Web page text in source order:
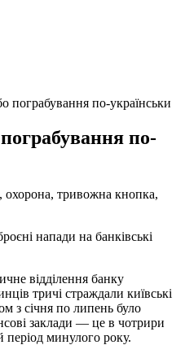
пограбування по-українськи
по-
напади на банківські
відділення банку
тричі страждали київські
з січня по липень було
заклади — це в чотрири
період минулого року.